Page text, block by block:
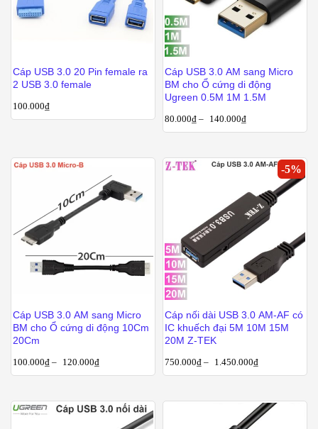
Cáp USB 3.0 20 Pin female ra
2 USB 3.0 female
100.000₫
Cáp USB 3.0 AM sang Micro
BM cho Ổ cứng di động
Ugreen 0.5M 1M 1.5M
80.000₫ – 140.000₫
Cáp USB 3.0 AM sang Micro
BM cho Ổ cứng di động 10Cm
20Cm
100.000₫ – 120.000₫
-5%
Cáp nối dài USB 3.0 AM-AF có
IC khuếch đại 5M 10M 15M
20M Z-TEK
750.000₫ – 1.450.000₫